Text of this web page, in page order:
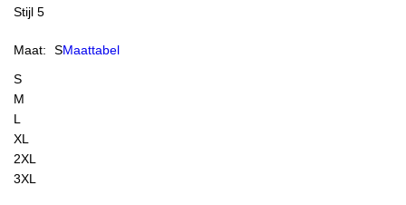
Stijl 5
Maat: SMaattabel
S
M
L
XL
2XL
3XL